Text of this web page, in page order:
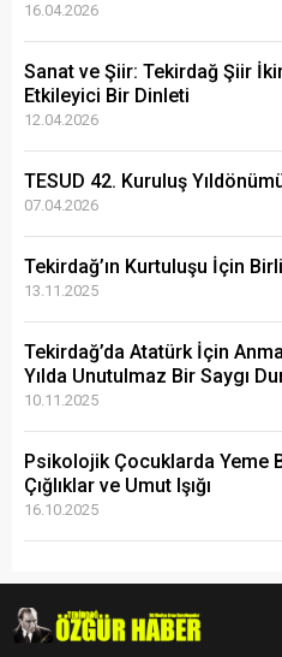
16.04.2026
Sanat ve Şiir: Tekirdağ Şiir
Etkileyici Bir Dinleti
12.04.2026
TESUD 42. Kuruluş
07.04.2026
Tekirdağ’ın Kurtuluşu İçin
13.11.2025
Tekirdağ’da Atatürk İçin
Yılda Unutulmaz Bir Saygı
10.11.2025
Psikolojik Çocuklarda Yeme
Çığlıklar ve Umut Işığı
16.10.2025